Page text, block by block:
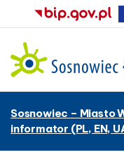
Sosnowiec – Miasto Wielu Kultur – praktyczny
informator (PL, EN,